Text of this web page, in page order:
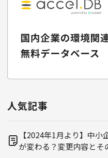
人気記事
【2024年1月より】中
が変わる？変更内容とそ